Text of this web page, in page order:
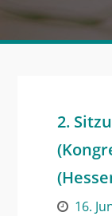
2.
16.